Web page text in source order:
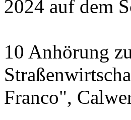
2024 auf dem
10 Anhörung
Franco",